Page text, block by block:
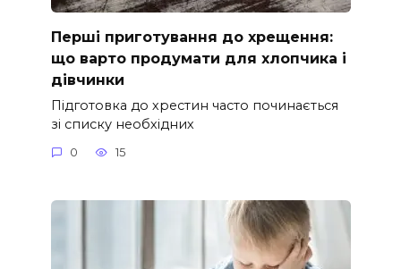
Перші приготування до хрещення:
що варто продумати для хлопчика і
дівчинки
Підготовка до хрестин часто починається
зі списку необхідних
0 15